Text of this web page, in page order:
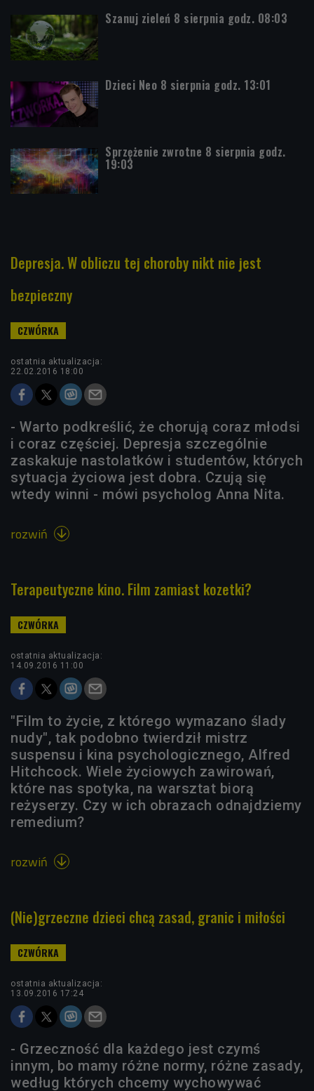
Szanuj zieleń 8 sierpnia godz. 08:03
Dzieci Neo 8 sierpnia godz. 13:01
Sprzężenie zwrotne 8 sierpnia godz.
19:03
Depresja. W obliczu tej choroby nikt nie jest
bezpieczny
ostatnia aktualizacja:
22.02.2016 18:00
- Warto podkreślić, że chorują coraz młodsi
i coraz częściej. Depresja szczególnie
zaskakuje nastolatków i studentów, których
sytuacja życiowa jest dobra. Czują się
wtedy winni - mówi psycholog Anna Nita.
rozwiń 
Terapeutyczne kino. Film zamiast kozetki?
ostatnia aktualizacja:
14.09.2016 11:00
"Film to życie, z którego wymazano ślady
nudy", tak podobno twierdził mistrz
suspensu i kina psychologicznego, Alfred
Hitchcock. Wiele życiowych zawirowań,
które nas spotyka, na warsztat biorą
reżyserzy. Czy w ich obrazach odnajdziemy
remedium?
rozwiń 
(Nie)grzeczne dzieci chcą zasad, granic i miłości
ostatnia aktualizacja:
13.09.2016 17:24
- Grzeczność dla każdego jest czymś
innym, bo mamy różne normy, różne zasady,
według których chcemy wychowywać